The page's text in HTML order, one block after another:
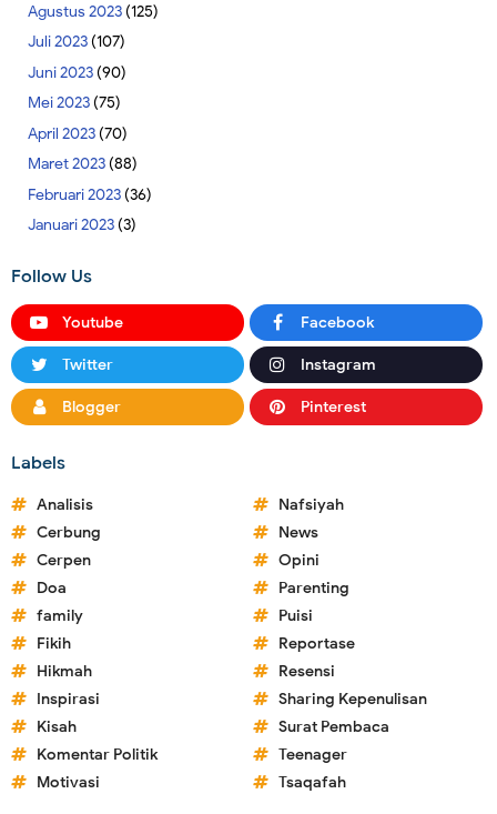
Agustus 2023(125)
Juli 2023(107)
Juni 2023(90)
Mei 2023(75)
April 2023(70)
Maret 2023(88)
Februari 2023(36)
Januari 2023(3)
Follow Us
Youtube Facebook
Twitter Instagram
Blogger Pinterest
Labels
Analisis
Cerbung
Cerpen
Doa
family
Fikih
Hikmah
Inspirasi
Kisah
Komentar Politik
Motivasi
Nafsiyah
News
Opini
Parenting
Puisi
Reportase
Resensi
Sharing Kepenulisan
Surat Pembaca
Teenager
Tsaqafah